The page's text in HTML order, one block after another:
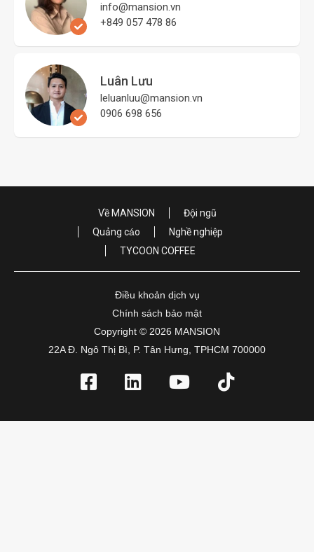
info@mansion.vn
+849 057 478 86
Luân Lưu
leluanluu@mansion.vn
0906 698 656
Về MANSION
Đội ngũ
Quảng cáo
Nghề nghiệp
TYCOON COFFEE
Điều khoản dịch vụ
Chính sách bảo mật
Copyright © 2026 MANSION
22A Đ. Ngô Thị Bì, P. Tân Hưng, TPHCM 700000